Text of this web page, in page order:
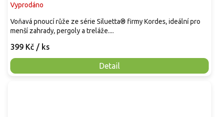
Vyprodáno
399 Kč / ks
Detail
Voňavá pnoucí růže ze série Siluetta® firmy Kordes, ideální pro
menší zahrady, pergoly a treláže....